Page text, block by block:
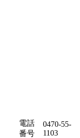
電話
番号
0470-55-
1103